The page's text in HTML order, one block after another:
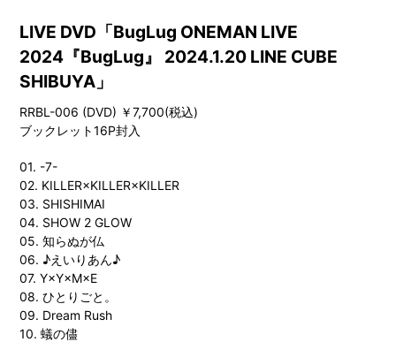
LIVE DVD「BugLug ONEMAN LIVE
2024『BugLug』 2024.1.20 LINE CUBE
SHIBUYA」
RRBL-006 (DVD) ￥7,700(税込)
ブックレット16P封入
01. -7-
02. KILLER×KILLER×KILLER
03. SHISHIMAI
04. SHOW 2 GLOW
05. 知らぬが仏
06. ♪えいりあん♪
07. Y×Y×M×E
08. ひとりごと。
09. Dream Rush
10. 蟻の儘